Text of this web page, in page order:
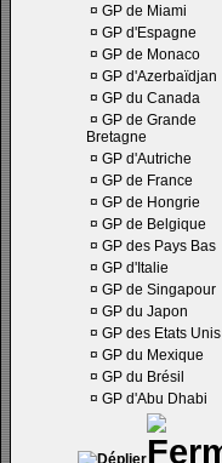
¤ GP de Miami
¤ GP d'Espagne
¤ GP de Monaco
¤ GP d'Azerbaïdjan
¤ GP du Canada
¤ GP de Grande
Bretagne
¤ GP d'Autriche
¤ GP de France
¤ GP de Hongrie
¤ GP de Belgique
¤ GP des Pays Bas
¤ GP d'Italie
¤ GP de Singapour
¤ GP du Japon
¤ GP des Etats Unis
¤ GP du Mexique
¤ GP du Brésil
¤ GP d'Abu Dhabi